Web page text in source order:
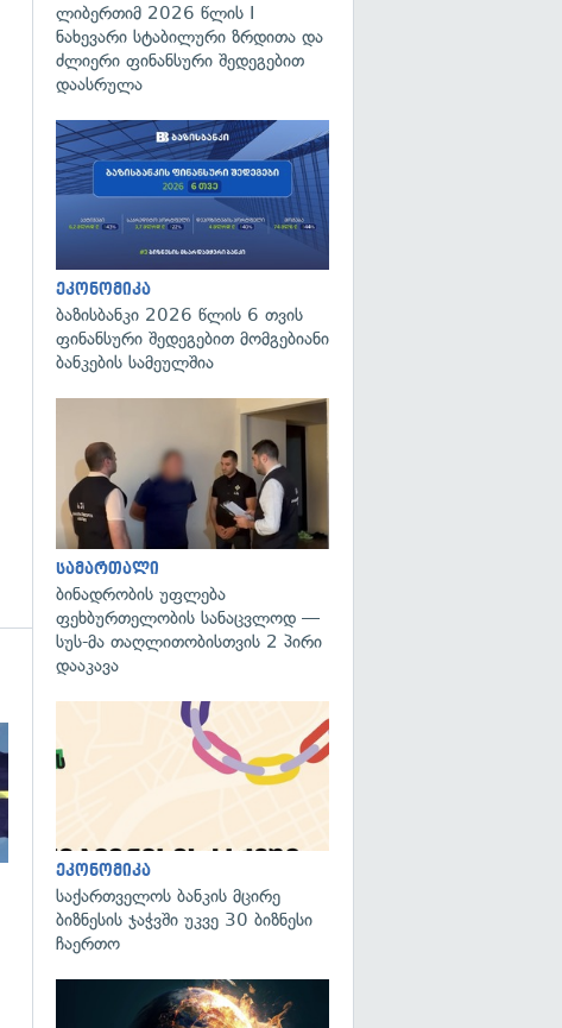
გადახედვა
ლიბერთიმ 2026 წლის I
ნახევარი სტაბილური ზრდითა და
ძლიერი ფინანსური შედეგებით
დაასრულა
ეკონომიკა
ბაზისბანკი 2026 წლის 6 თვის
ფინანსური შედეგებით მომგებიანი
ბანკების სამეულშია
სამართალი
ბინადრობის უფლება
ფეხბურთელობის სანაცვლოდ —
სუს-მა თაღლითობისთვის 2 პირი
დააკავა
ეკონომიკა
საქართველოს ბანკის მცირე
ბიზნესის ჯაჭვში უკვე 30 ბიზნესი
ჩაერთო